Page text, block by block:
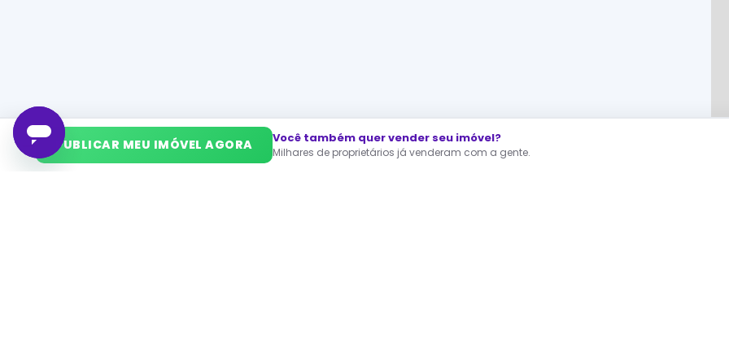
➜ PUBLICAR MEU IMÓVEL AGORA Você também quer vender seu imóvel?
Milhares de proprietários já venderam com a gente.